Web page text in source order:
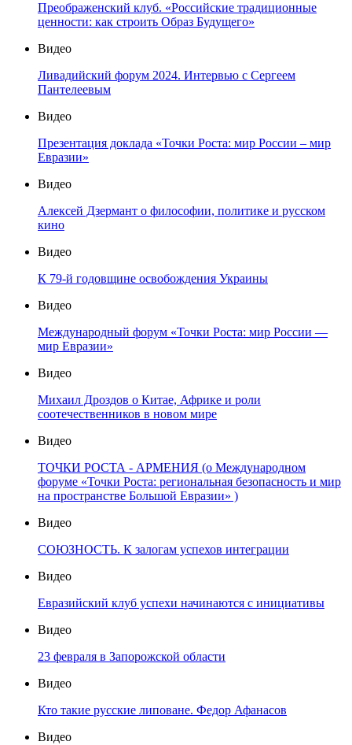
Преображенский клуб. «Российские традиционные
ценности: как строить Образ Будущего»
Видео
Ливадийский форум 2024. Интервью с Сергеем
Пантелеевым
Видео
Презентация доклада «Точки Роста: мир России – мир
Евразии»
Видео
Алексей Дзермант о философии, политике и русском
кино
Видео
К 79-й годовщине освобождения Украины
Видео
Международный форум «Точки Роста: мир России —
мир Евразии»
Видео
Михаил Дроздов о Китае, Африке и роли
соотечественников в новом мире
Видео
ТОЧКИ РОСТА - АРМЕНИЯ (о Международном
форуме «Точки Роста: региональная безопасность и мир
на пространстве Большой Евразии» )
Видео
СОЮЗНОСТЬ. К залогам успехов интеграции
Видео
Евразийский клуб успехи начинаются с инициативы
Видео
23 февраля в Запорожской области
Видео
Кто такие русские липоване. Федор Афанасов
Видео